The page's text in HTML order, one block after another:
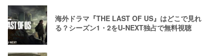
海外ドラマ『THE LAST OF US』はどこで見れ
る？シーズン1・2をU-NEXT独占で無料視聴